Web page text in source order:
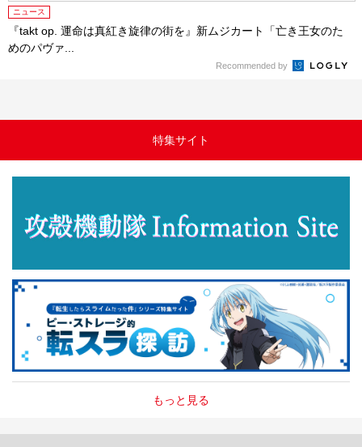
ニュース
『takt op. 運命は真紅き旋律の街を』新ムジカート「亡き王女のた
めのパヴァ...
Recommended by
特集サイト
もっと見る